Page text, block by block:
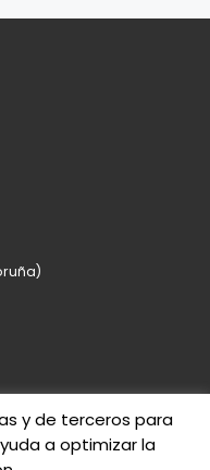
de Culleredo
y de terceros para
a optimizar la